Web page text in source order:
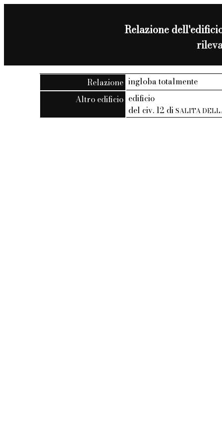
Relazione
Relazione ingloba totalmente
Altro edificio edificio
del civ. 12 diSALITA